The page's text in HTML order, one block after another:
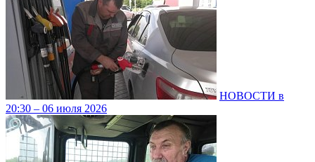
НОВОСТИ в
20:30 – 06 июля 2026